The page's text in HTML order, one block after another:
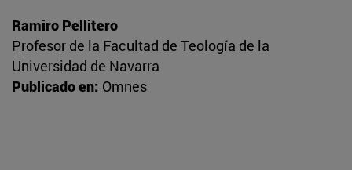
Ramiro Pellitero
Profesor de la Facultad de Teología de la
Universidad de Navarra
Publicado en: Omnes